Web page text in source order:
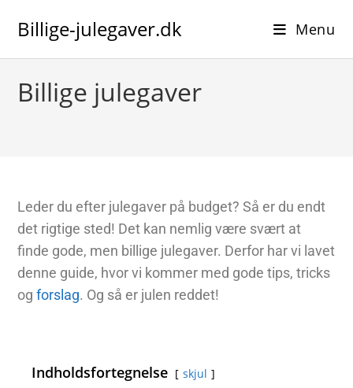
Billige-julegaver.dk Menu
Billige julegaver
Leder du efter julegaver på budget? Så er du endt
det rigtige sted! Det kan nemlig være svært at
finde gode, men billige julegaver. Derfor har vi lavet
denne guide, hvor vi kommer med gode tips, tricks
ogforslag. Og så er julen reddet!
Indholdsfortegnelse skjul